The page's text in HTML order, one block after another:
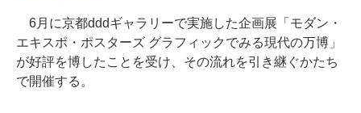
6月に京都dddギャラリーで実施した企画展「モダン・
エキスポ・ポスターズ グラフィックでみる現代の万博」
が好評を博したことを受け、その流れを引き継ぐかたち
で開催する。